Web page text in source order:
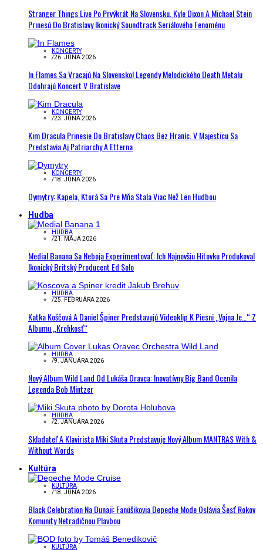
Stranger Things Live Po Prvýkrát Na Slovensku. Kyle Dixon A Michael Stein
Prinesú Do Bratislavy Ikonický Soundtrack Seriálového Fenoménu
KONCERTY
/26. JÚNA 2026
In Flames Sa Vracajú Na Slovensko! Legendy Melodického Death Metalu
Odohrajú Koncert V Bratislave
KONCERTY
/23. JÚNA 2026
Kim Dracula Prinesie Do Bratislavy Chaos Bez Hraníc. V Majesticu Sa
Predstavia Aj Patriarchy A Etterna
KONCERTY
/18. JÚNA 2026
Dymytry: Kapela, Ktorá Sa Pre Mňa Stala Viac Než Len Hudbou
Hudba
HUDBA
/21. MÁJA 2026
Medial Banana Sa Neboja Experimentovať: Ich Najnovšiu Hitovku Produkoval
Ikonický Britský Producent Ed Solo
HUDBA
/25. FEBRUÁRA 2026
Katka Koščová A Daniel Špiner Predstavujú Videoklip K Piesni „Vojna Je…“ Z
Albumu „Krehkosť“
HUDBA
/9. JANUÁRA 2026
Nový Album Wild Land Od Lukáša Oravca: Inovatívny Big Band Ocenila
Legenda Bob Mintzer
HUDBA
/2. JANUÁRA 2026
Skladateľ A Klavirista Miki Skuta Predstavuje Nový Album MANTRAS With &
Without Words
Kultúra
KULTÚRA
/18. JÚNA 2026
Black Celebration Na Dunaji: Fanúšikovia Depeche Mode Oslávia Šesť Rokov
Komunity Netradičnou Plavbou
KULTÚRA